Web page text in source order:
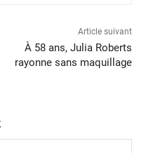
Article suivant
À 58 ans, Julia Roberts
rayonne sans maquillage